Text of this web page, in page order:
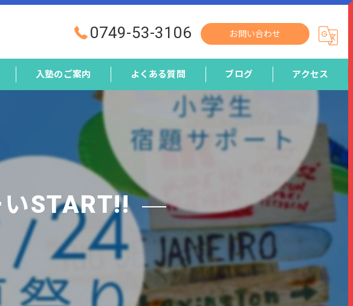
0749-53-3106 お問い合わせ
入塾のご案内 よくある質問 ブログ アクセス
START!!